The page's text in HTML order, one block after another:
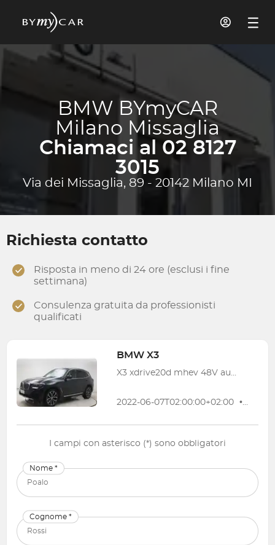
BMW BYmyCAR
Milano Missaglia
Chiamaci al 02 8127
3015
Via dei Missaglia, 89 - 20142 Milano MI
Richiesta contatto
Risposta in meno di 24 ore (esclusi i fine
settimana)
Consulenza gratuita da professionisti
qualificati
BMWX3
X3 xdrive20d mhev 48V auto
2022-06-07T02:00:00+02:00 •
I campi con asterisco (*) sono obbligatori
Nome *
Cognome *